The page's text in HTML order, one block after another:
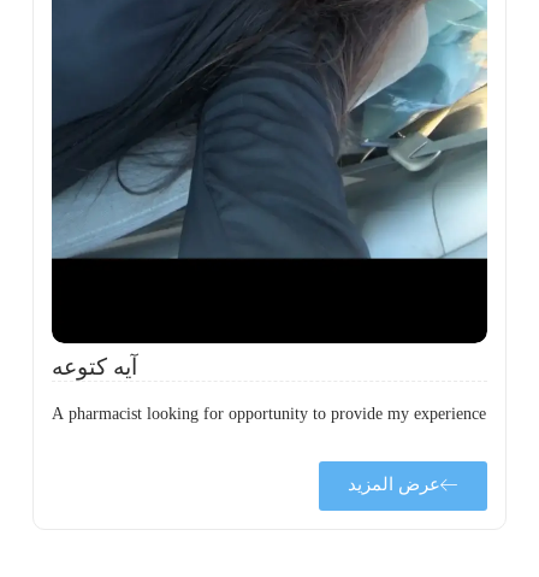
آيه كتوعه
A pharmacist looking for opportunity to provide my experience
عرض المزيد